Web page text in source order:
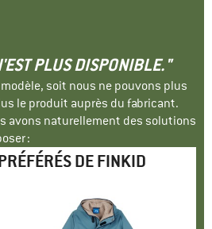
PLUS DISPONIBLE."
soit nous ne pouvons plus
le produit auprès du fabricant.
avons naturellement des solutions
:
DE FINKID